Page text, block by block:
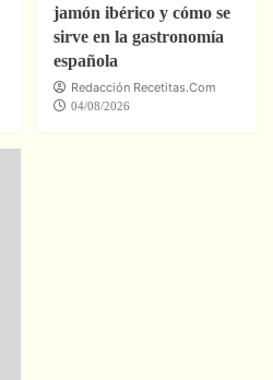
jamón ibérico y cómo se
sirve en la gastronomía
española
Redacción Recetitas.Com
04/08/2026